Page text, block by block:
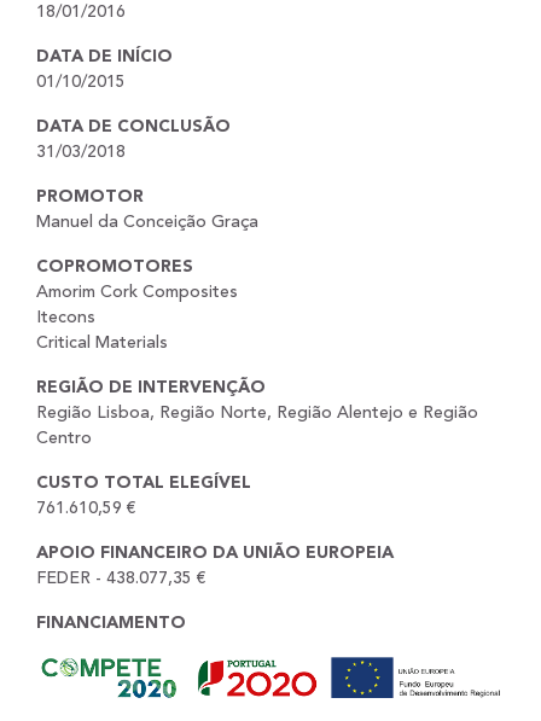
18/01/2016
DATA DE INÍCIO
01/10/2015
DATA DE CONCLUSÃO
31/03/2018
PROMOTOR
Manuel da Conceição Graça
COPROMOTORES
Amorim Cork Composites
Itecons
Critical Materials
REGIÃO DE INTERVENÇÃO
Região Lisboa, Região Norte, Região Alentejo e Região
Centro
CUSTO TOTAL ELEGÍVEL
761.610,59 €
APOIO FINANCEIRO DA UNIÃO EUROPEIA
FEDER - 438.077,35 €
FINANCIAMENTO